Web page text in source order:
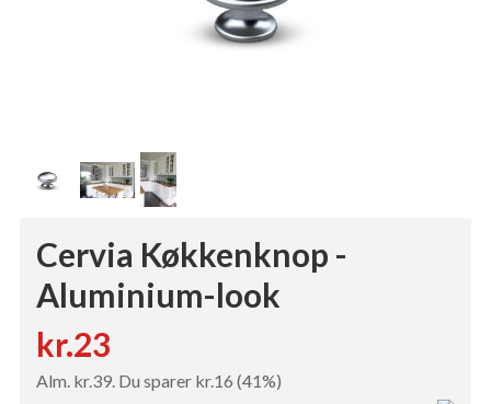
Cervia Køkkenknop -
Aluminium-look
kr.23
Alm. kr.39. Du sparer kr.16 (41%)